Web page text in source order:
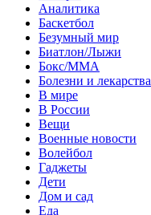
Аналитика
Баскетбол
Безумный мир
Биатлон/Лыжи
Бокс/MMA
Болезни и лекарства
В мире
В России
Вещи
Военные новости
Волейбол
Гаджеты
Дети
Дом и сад
Еда